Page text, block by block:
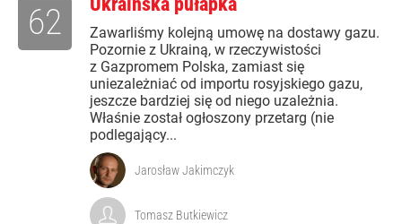
Zawarliśmy kolejną umowę na dostawy gazu.
Pozornie z Ukrainą, w rzeczywistości
z Gazpromem Polska, zamiast się
uniezależniać od importu rosyjskiego gazu,
jeszcze bardziej się od niego uzależnia.
Właśnie został ogłoszony przetarg (nie
podlegający...
62
Jarosław Jakimczyk
Tomasz Butkiewicz